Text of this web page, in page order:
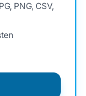
PNG, CSV,